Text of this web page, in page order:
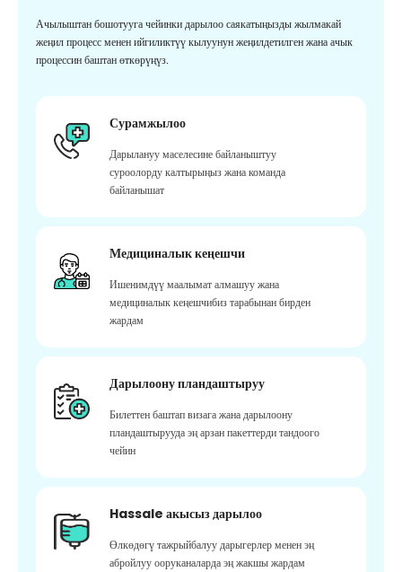
Ачылыштан бошотууга чейинки дарылоо саякатыңызды жылмакай
жеңил процесс менен ийгиликтүү кылуунун жеңилдетилген жана ачык
процессин баштан өткөрүңүз.
Сурамжылоо
Дарылануу маселесине байланыштуу
суроолорду калтырыңыз жана команда
байланышат
Медициналык кеңешчи
Ишенимдүү маалымат алмашуу жана
медициналык кеңешчибиз тарабынан бирден
жардам
Дарылоону пландаштыруу
Билеттен баштап визага жана дарылоону
пландаштырууда эң арзан пакеттерди тандоого
чейин
Hassale акысыз дарылоо
Өлкөдөгү тажрыйбалуу дарыгерлер менен эң
абройлуу ооруканаларда эң жакшы жардам